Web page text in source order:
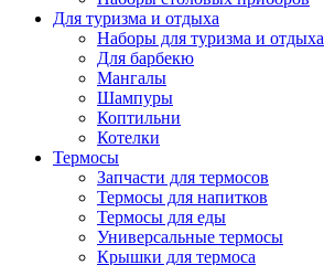
Для туризма и отдыха
Наборы для туризма и отдыха
Для барбекю
Мангалы
Шампуры
Коптильни
Котелки
Термосы
Запчасти для термосов
Термосы для напитков
Термосы для еды
Универсальные термосы
Крышки для термоса